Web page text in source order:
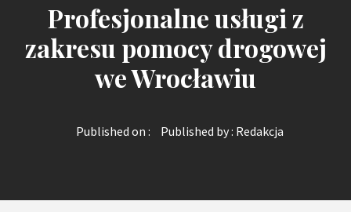
Profesjonalne usługi z
zakresu pomocy drogowej
we Wrocławiu
Published on : Published by : Redakcja